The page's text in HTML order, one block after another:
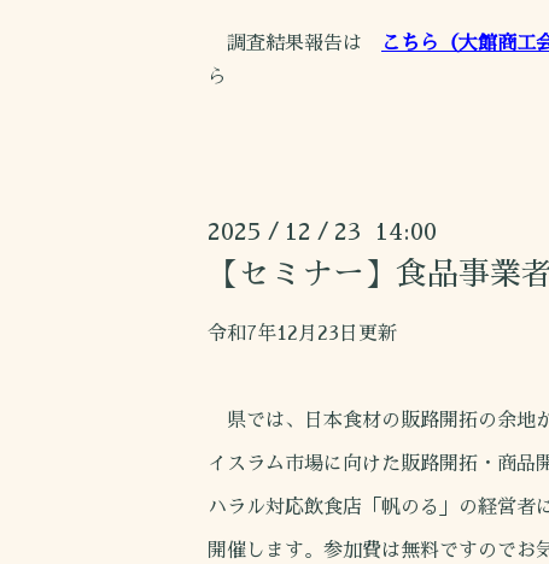
調査結果報告は こちら（大館商工
ら
2025 / 12 / 23 14:00
【セミナー】食品事業
令和7年12月23日更新
県では、日本食材の販路開拓の余地
イスラム市場に向けた販路開拓・商品
ハラル対応飲食店「帆のる」の経営者
開催します。参加費は無料ですのでお